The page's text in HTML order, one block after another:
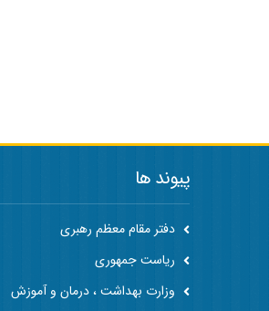
پیوند ها
دفتر مقام معظم رهبری
ریاست جمهوری
وزارت بهداشت ، درمان و آموزش